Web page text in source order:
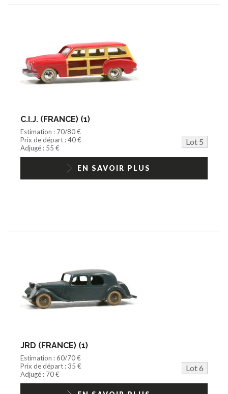
C.I.J. (FRANCE) (1)
Estimation : 70/80 €
Prix de départ : 40 €
Lot 5
Adjugé : 55 €
EN SAVOIR PLUS
JRD (FRANCE) (1)
Estimation : 60/70 €
Prix de départ : 35 €
Lot 6
Adjugé : 70 €